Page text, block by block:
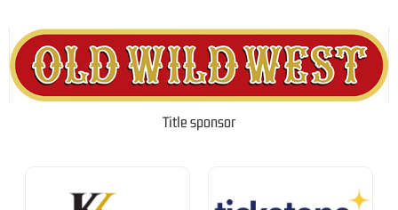
Title sponsor